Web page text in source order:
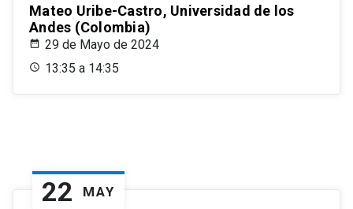
Mateo Uribe-Castro, Universidad de los
Andes (Colombia)
29 de Mayo de 2024
13:35 a 14:35
22 MAY